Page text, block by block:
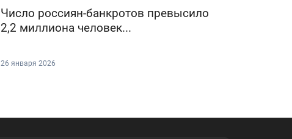
Число россиян-банкротов превысило
2,2 миллиона человек...
26 января 2026